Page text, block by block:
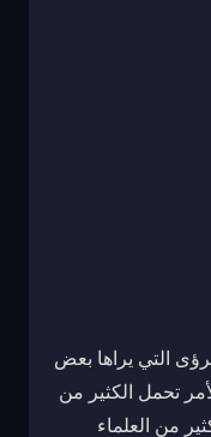
التي يراها بعض
تحمل الكثير من
من العلماء